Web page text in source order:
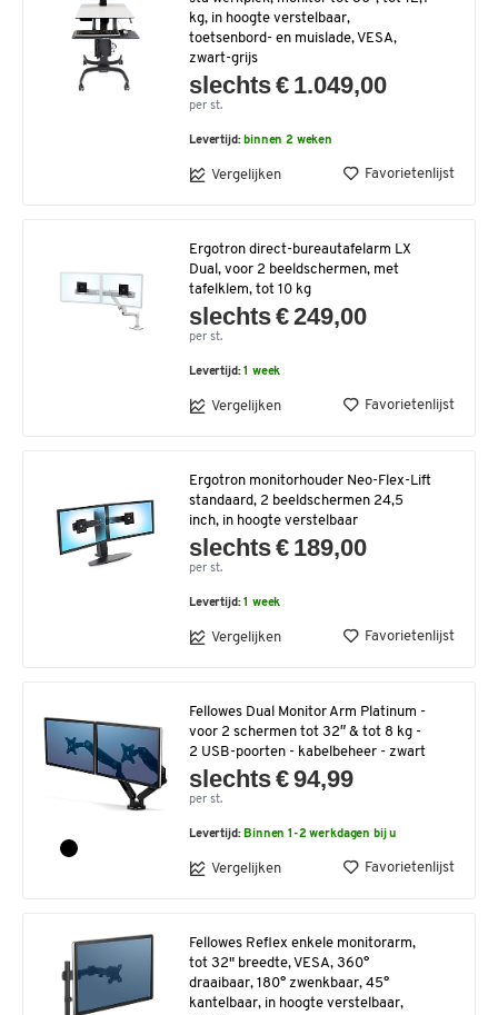
kg, in hoogte verstelbaar,
toetsenbord- en muislade, VESA,
zwart-grijs
slechts € 1.049,00
per st.
Levertijd: binnen 2 weken
Vergelijken Favorietenlijst
Ergotron direct-bureautafelarm LX
Dual, voor 2 beeldschermen, met
tafelklem, tot 10 kg
slechts € 249,00
per st.
Levertijd:1 week
Vergelijken Favorietenlijst
Ergotron monitorhouder Neo-Flex-Lift
standaard, 2 beeldschermen 24,5
inch, in hoogte verstelbaar
slechts € 189,00
per st.
Levertijd:1 week
Vergelijken Favorietenlijst
Fellowes Dual Monitor Arm Platinum -
voor 2 schermen tot 32″ & tot 8 kg -
2 USB-poorten - kabelbeheer - zwart
slechts € 94,99
per st.
Levertijd: Binnen 1-2 werkdagen bij u
Vergelijken Favorietenlijst
Fellowes Reflex enkele monitorarm,
tot 32" breedte, VESA, 360°
draaibaar, 180° zwenkbaar, 45°
kantelbaar, in hoogte verstelbaar,